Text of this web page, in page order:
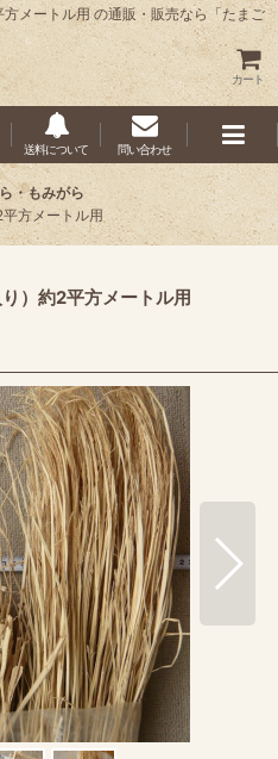
メートル用 の通販・販売なら「たまご
カート
送料について 問い合わせ
・もみがら
方メートル用
）約2平方メートル用